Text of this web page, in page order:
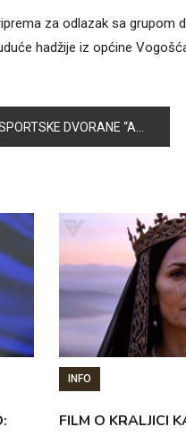
za odlazak sa grupom
hadžije iz općine
BEČKOVIĆ” JOŠ UVIJEK NIJE U FUNKCIJI
INFO
FILM O KRALJICI